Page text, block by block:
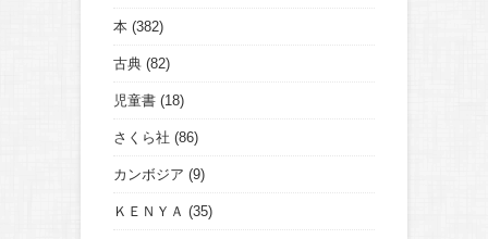
本 (382)
古典 (82)
児童書 (18)
さくら社 (86)
カンボジア (9)
ＫＥＮＹＡ (35)